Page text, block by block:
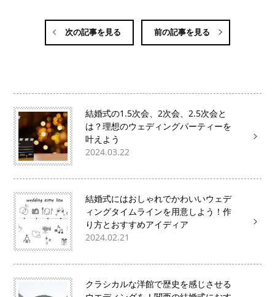
次の記事を見る 前の記事を見る
結婚式の1.5次会、2次会、2.5次会と
は？理想のウェディングパーティーを
叶えよう
2024.03.22
結婚式にはおしゃれでかわいいウェデ
ィングタイムラインを用意しよう！作
り方とおすすめアイディア
2024.02.21
クラシカルな洋館で歴史を感じさせる